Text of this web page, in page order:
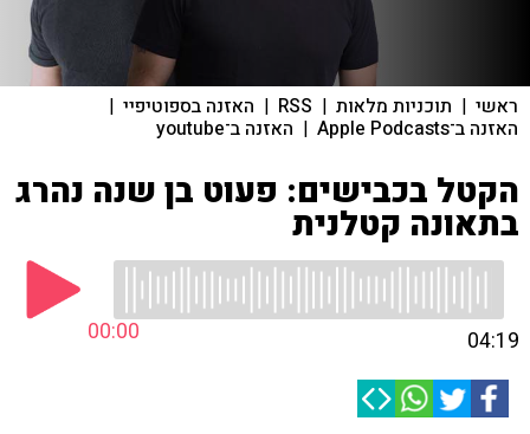
ראשי | תוכניות מלאות |
RSS
| האזנה בספוטיפיי |
האזנה ב־Apple Podcasts | האזנה ב־youtube
הקטל בכבישים: פעוט בן שנה נהרג
בתאונה קטלנית
00:00 04:19